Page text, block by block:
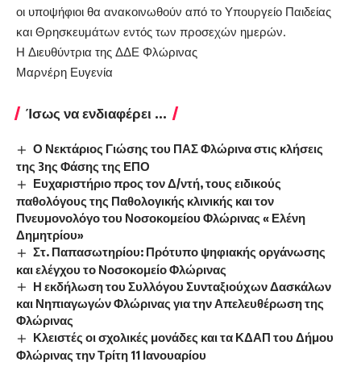
οι υποψήφιοι θα ανακοινωθούν από το Υπουργείο Παιδείας
και Θρησκευμάτων εντός των προσεχών ημερών.
Η Διευθύντρια της ΔΔΕ Φλώρινας
Μαρνέρη Ευγενία
Ίσως να ενδιαφέρει ...
Ο Νεκτάριος Γιώσης του ΠΑΣ Φλώρινα στις κλήσεις
της 3ης Φάσης της ΕΠΟ
Ευχαριστήριο προς τον Δ/ντή, τους ειδικούς
παθολόγους της Παθολογικής κλινικής και τον
Πνευμονολόγο του Νοσοκομείου Φλώρινας « Ελένη
Δημητρίου»
Στ. Παπασωτηρίου: Πρότυπο ψηφιακής οργάνωσης
και ελέγχου το Νοσοκομείο Φλώρινας
Η εκδήλωση του Συλλόγου Συνταξιούχων Δασκάλων
και Νηπιαγωγών Φλώρινας για την Απελευθέρωση της
Φλώρινας
Κλειστές οι σχολικές μονάδες και τα ΚΔΑΠ του Δήμου
Φλώρινας την Τρίτη 11 Ιανουαρίου